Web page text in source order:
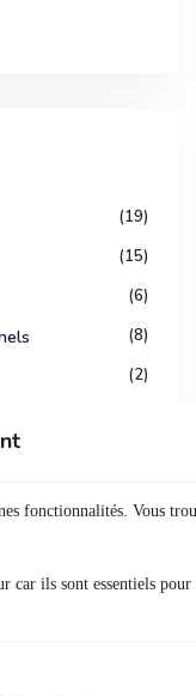
fonctionnalités. Vous
car ils sont essentiels
(19)
(15)
(6)
(8)
(2)